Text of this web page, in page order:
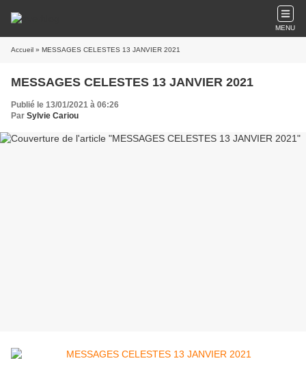
MENU
Accueil » MESSAGES CELESTES 13 JANVIER 2021
MESSAGES CELESTES 13 JANVIER 2021
Publié le 13/01/2021 à 06:26
Par Sylvie Cariou